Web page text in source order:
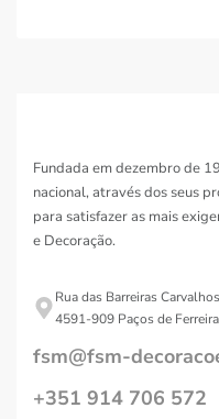
Fundada em dezembro de
nacional, através dos seus
para satisfazer as mais
e Decoração.
Rua das Barreiras
4591-909 Paços de
fsm@fsm-
+351 914 706 572